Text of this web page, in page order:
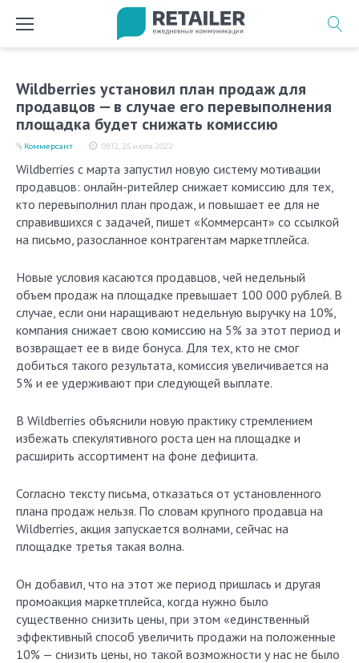
Wildberries установил план продаж для
продавцов — в случае его перевыполнения
площадка будет снижать комиссию
09:12, 25 июля 2022
Коммерсант
Wildberries с марта запустил новую систему мотивации
продавцов: онлайн-ритейлер снижает комиссию для тех,
кто перевыполнил план продаж, и повышает ее для не
справившихся с задачей, пишет «Коммерсант» со ссылкой
на письмо, разосланное контрагентам маркетплейса.
Новые условия касаются продавцов, чей недельный
объем продаж на площадке превышает 100 000 рублей. В
случае, если они наращивают недельную выручку на 10%,
компания снижает свою комиссию на 5% за этот период и
возвращает ее в виде бонуса. Для тех, кто не смог
добиться такого результата, комиссия увеличивается на
5% и ее удерживают при следующей выплате.
В Wildberries объяснили новую практику стремлением
избежать спекулятивного роста цен на площадке и
расширить ассортимент на фоне дефицита.
Согласно тексту письма, отказаться от установленного
плана продаж нельзя. По словам крупного продавца на
Wildberries, акция запускается волнами, сейчас на
площадке третья такая волна.
Он добавил, что на этот же период пришлась и другая
промоакция маркетплейса, когда нужно было
существенно снизить цены, при этом «единственный
эффективный способ увеличить продажи на положенные
10% — снизить цены, но такой возможности у нас не было